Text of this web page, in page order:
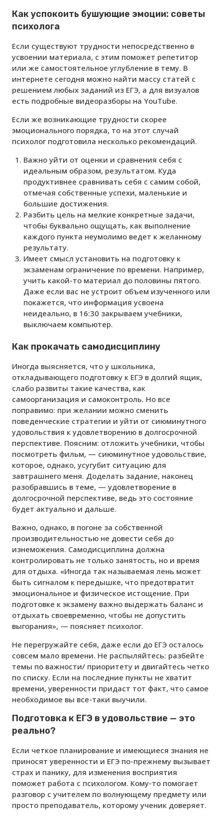
Как успокоить бушующие эмоции: советы
психолога
Если существуют трудности непосредственно в
усвоении материала, с этим поможет репетитор
или же самостоятельное углубление в тему. В
интернете сегодня можно найти массу статей с
решением любых заданий из ЕГЭ, а для визуалов
есть подробные видеоразборы на YouTube.
Если же возникающие трудности скорее
эмоционального порядка, то на этот случай
психолог подготовила несколько рекомендаций.
Важно уйти от оценки и сравнения себя с
идеальным образом, результатом. Куда
продуктивнее сравнивать себя с самим собой,
отмечая собственные успехи, маленькие и
большие достижения.
Разбить цель на мелкие конкретные задачи,
чтобы буквально ощущать, как выполнение
каждого пункта неумолимо ведет к желанному
результату.
Имеет смысл установить на подготовку к
экзаменам ограничение по времени. Например,
учить какой-то материал до половины пятого.
Даже если вас не устроит объем изученного или
покажется, что информация усвоена
неидеально, в 16:30 закрываем учебники,
выключаем компьютер.
Как прокачать самодисциплину
Иногда выясняется, что у школьника,
откладывающего подготовку к ЕГЭ в долгий ящик,
слабо развиты такие качества, как
самоорганизация и самоконтроль. Но все
поправимо: при желании можно сменить
поведенческие стратегии и уйти от сиюминутного
удовольствия к удовлетворению в долгосрочной
перспективе. Поясним: отложить учебники, чтобы
посмотреть фильм, — сиюминутное удовольствие,
которое, однако, усугубит ситуацию для
завтрашнего меня. Доделать задание, наконец
разобравшись в теме, — удовлетворение в
долгосрочной перспективе, ведь это состояние
будет актуально и дальше.
Важно, однако, в погоне за собственной
производительностью не довести себя до
изнеможения. Самодисциплина должна
контролировать не только занятость, но и время
для отдыха. «Иногда так называемая лень может
быть сигналом к передышке, что предотвратит
эмоциональное и физическое истощение. При
подготовке к экзамену важно выдержать баланс и
отдыхать своевременно, чтобы не допустить
выгорания», — поясняет психолог.
Не перегружайте себя, даже если до ЕГЭ осталось
совсем мало времени. Не распыляйтесь: разбейте
темы по важности/ приоритету и двигайтесь четко
по списку. Если на последние пункты не хватит
времени, уверенности придаст тот факт, что самое
необходимое вы все-таки выучили.
Подготовка к ЕГЭ в удовольствие — это
реально?
Если четкое планирование и имеющиеся знания не
приносят уверенности и ЕГЭ по-прежнему вызывает
страх и панику, для изменения восприятия
поможет работа с психологом. Кому-то помогает
разговор с учителем по волнующему предмету или
просто преподаватель, которому ученик доверяет.